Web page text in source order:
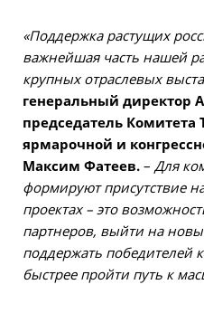
«Поддержка растущих
важнейшая часть нашей
крупных отраслевых
генеральный директор
председатель
ярмарочной и
Максим Фатеев. – Для
формируют присутствие
проектах – это
партнеров, выйти на
поддержать победителей
быстрее пройти путь к